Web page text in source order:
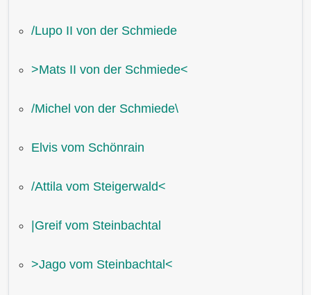
/Lupo II von der Schmiede
˃Mats II von der Schmiede˂
/Michel von der Schmiede\
Elvis vom Schönrain
/Attila vom Steigerwald˂
|Greif vom Steinbachtal
˃Jago vom Steinbachtal˂